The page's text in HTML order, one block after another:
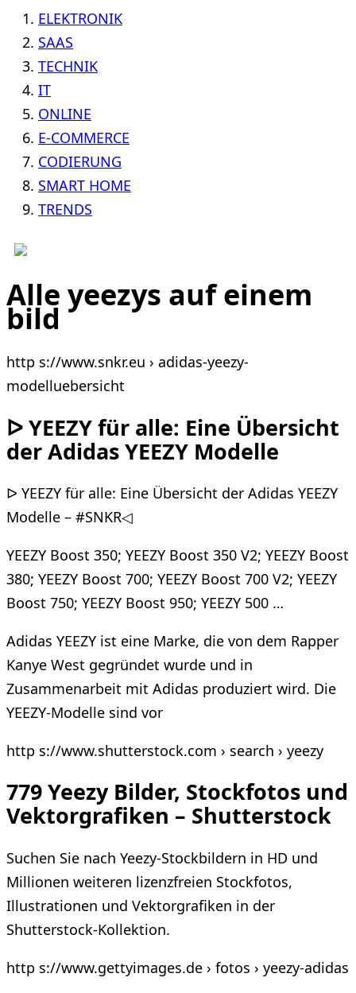
ELEKTRONIK
SAAS
TECHNIK
IT
ONLINE
E-COMMERCE
CODIERUNG
SMART HOME
TRENDS
Alle yeezys auf einem
bild
http s://www.snkr.eu › adidas-yeezy-
modelluebersicht
ᐅ YEEZY für alle: Eine Übersicht
der Adidas YEEZY Modelle
ᐅ YEEZY für alle: Eine Übersicht der Adidas YEEZY
Modelle – #SNKR◁
YEEZY Boost 350; YEEZY Boost 350 V2; YEEZY Boost
380; YEEZY Boost 700; YEEZY Boost 700 V2; YEEZY
Boost 750; YEEZY Boost 950; YEEZY 500 …
Adidas YEEZY ist eine Marke, die von dem Rapper
Kanye West gegründet wurde und in
Zusammenarbeit mit Adidas produziert wird. Die
YEEZY-Modelle sind vor
http s://www.shutterstock.com › search › yeezy
779 Yeezy Bilder, Stockfotos und
Vektorgrafiken – Shutterstock
Suchen Sie nach Yeezy-Stockbildern in HD und
Millionen weiteren lizenzfreien Stockfotos,
Illustrationen und Vektorgrafiken in der
Shutterstock-Kollektion.
http s://www.gettyimages.de › fotos › yeezy-adidas